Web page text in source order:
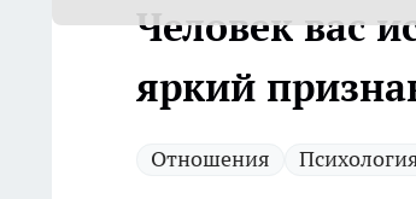
Человек вас
яркий
Отношения